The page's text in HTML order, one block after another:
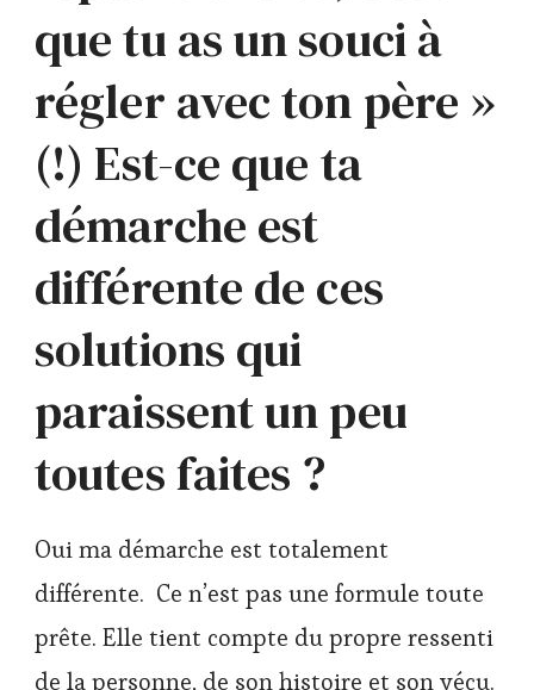
que tu as un souci à
régler avec ton père »
(!) Est-ce que ta
démarche est
différente de ces
solutions qui
paraissent un peu
toutes faites ?
Oui ma démarche est totalement
différente. Ce n’est pas une formule toute
prête. Elle tient compte du propre ressenti
de la personne, de son histoire et son vécu.